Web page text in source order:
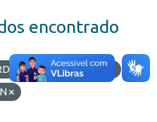
encontrado
ROF
IED